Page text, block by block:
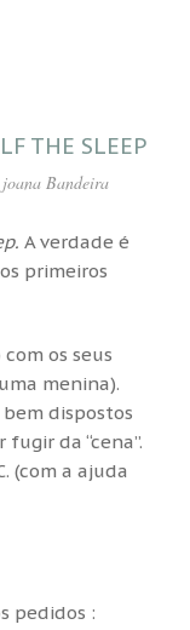
THE SLEEP
joana Bandeira
A verdade é
primeiros
os seus
menina).
dispostos
da “cena”.
(com a ajuda
pedidos :